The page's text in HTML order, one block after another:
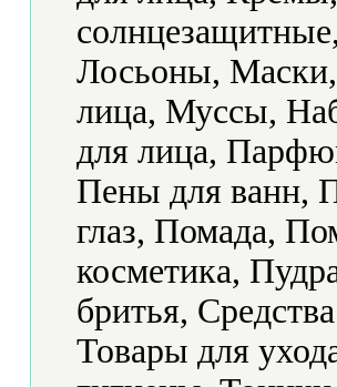
Лосьоны,
лица, Муссы,
для лица,
Пены для ванн,
глаз, Помада,
косметика,
бритья,
Товары для